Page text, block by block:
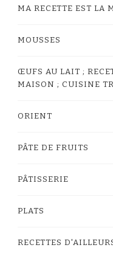
MA RECETTE EST LA
MOUSSES
ŒUFS AU LAIT ;
MAISON ; CUISINE
ORIENT
PÂTE DE FRUITS
PÂTISSERIE
PLATS
RECETTES